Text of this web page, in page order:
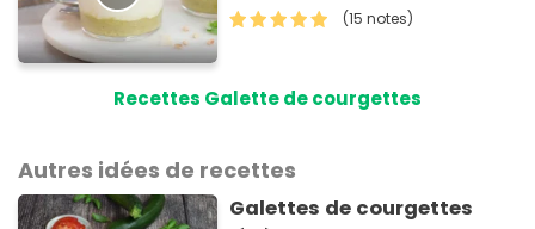
(15 notes)
Recettes Galette de courgettes
Autres idées de recettes
Galettes de courgettes